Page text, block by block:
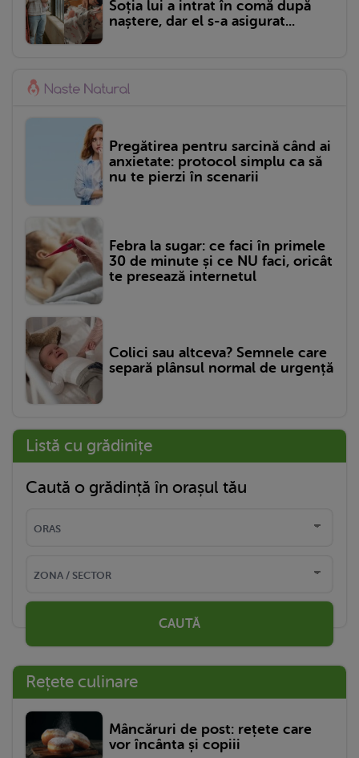
Soția lui a intrat în comă după
naștere, dar el s-a asigurat...
Pregătirea pentru sarcină când ai
anxietate: protocol simplu ca să
nu te pierzi în scenarii
Febra la sugar: ce faci în primele
30 de minute și ce NU faci, oricât
te presează internetul
Colici sau altceva? Semnele care
separă plânsul normal de urgență
Listă cu grădinițe
Caută o grădință în orașul tău
CAUTĂ
Rețete culinare
Mâncăruri de post: rețete care
vor încânta și copiii